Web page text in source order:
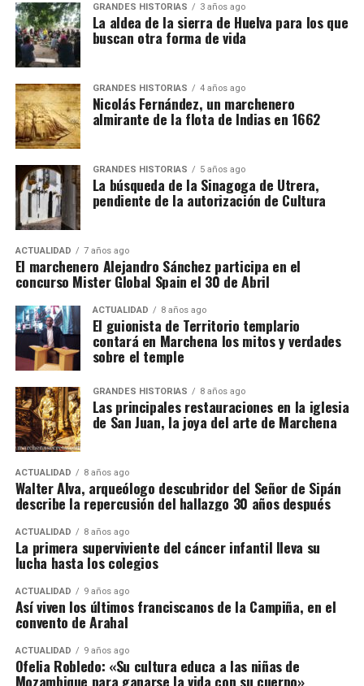
GRANDES HISTORIAS 3 años ago
La aldea de la sierra de Huelva para los que
buscan otra forma de vida
GRANDES HISTORIAS 4 años ago
Nicolás Fernández, un marchenero
almirante de la flota de Indias en 1662
GRANDES HISTORIAS 5 años ago
La búsqueda de la Sinagoga de Utrera,
pendiente de la autorización de Cultura
ACTUALIDAD 7 años ago
El marchenero Alejandro Sánchez participa en el
concurso Mister Global Spain el 30 de Abril
ACTUALIDAD 8 años ago
El guionista de Territorio templario
contará en Marchena los mitos y verdades
sobre el temple
GRANDES HISTORIAS 8 años ago
Las principales restauraciones en la iglesia
de San Juan, la joya del arte de Marchena
ACTUALIDAD 8 años ago
Walter Alva, arqueólogo descubridor del Señor de Sipán
describe la repercusión del hallazgo 30 años después
ACTUALIDAD 8 años ago
La primera superviviente del cáncer infantil lleva su
lucha hasta los colegios
ACTUALIDAD 9 años ago
Así viven los últimos franciscanos de la Campiña, en el
convento de Arahal
ACTUALIDAD 9 años ago
Ofelia Robledo: «Su cultura educa a las niñas de
Mozambique para ganarse la vida con su cuerpo»